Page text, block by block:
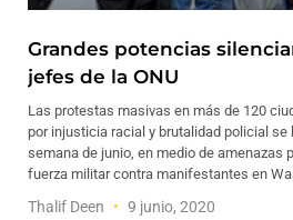
Grandes potencias
jefes de la ONU
Las protestas masivas en más de 120
por injusticia racial y brutalidad policial
semana de junio, en medio de amenazas
fuerza militar contra manifestantes en
Thalif Deen 9 junio, 2020